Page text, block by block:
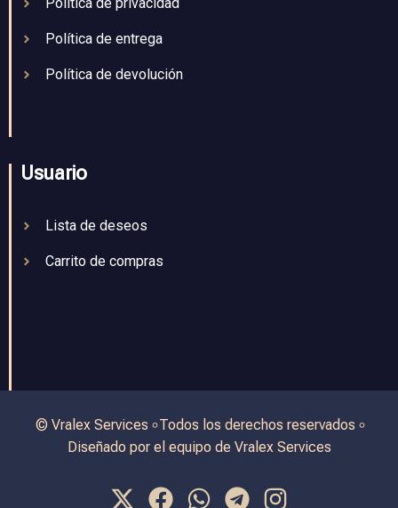
Política de privacidad
Política de entrega
Política de devolución
Usuario
Lista de deseos
Carrito de compras
© Vralex Services ৹ Todos los derechos reservados ৹
Diseñado por el equipo de Vralex Services